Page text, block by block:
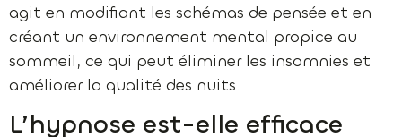
agit en modifiant les schémas de pensée et en
créant un environnement mental propice au
sommeil, ce qui peut éliminer les insomnies et
améliorer la qualité des nuits.
L’hypnose est-elle efficace